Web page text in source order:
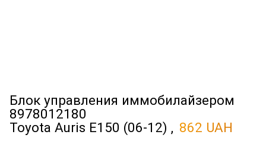
Блок управления иммобилайзером
8978012180
Toyota Auris E150 (06-12) , 862 UAH